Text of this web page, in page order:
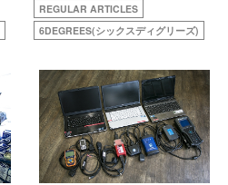
REGULAR ARTICLES
6DEGREES(シックスディグリーズ)